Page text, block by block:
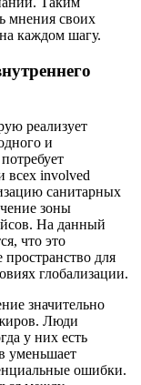
мнения своих
каждом шагу.
реализует
и
всех involved
санитарных
зоны
На данный
что это
для
глобализации.
значительно
Люди
у них есть
уменьшает
ошибки.